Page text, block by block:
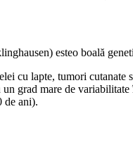
esteo boală
cu lapte, tumori
grad mare de
de ani).